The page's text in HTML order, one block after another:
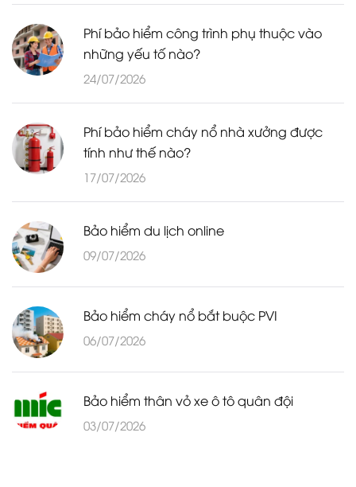
Phí bảo hiểm công trình phụ thuộc vào
những yếu tố nào?
24/07/2026
Phí bảo hiểm cháy nổ nhà xưởng được
tính như thế nào?
17/07/2026
Bảo hiểm du lịch online
09/07/2026
Bảo hiểm cháy nổ bắt buộc PVI
06/07/2026
Bảo hiểm thân vỏ xe ô tô quân đội
03/07/2026